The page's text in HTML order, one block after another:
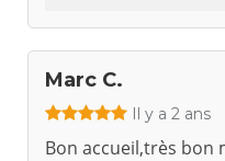
Marc C.
Il y a 2 ans
Bon accueil,très bon